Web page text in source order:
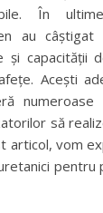
În
au câștigat
și capacității
Acești
numeroase
să
articol, vom
pentru